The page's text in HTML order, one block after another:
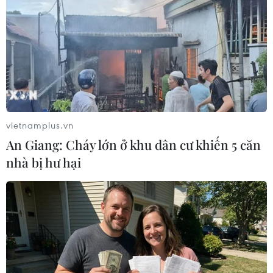
Cà Mau hợp nhất 4 trường
cao đẳng, tăng quy mô đào
tạo nhân lực chất lượng
cao
06/08/2026 11:43
Chiến dịch 500 ngày đêm:
Điện Biên hoàn thành gần
90% thu nhận mẫu ADN
thân nhân liệt sỹ
06/08/2026 11:01
Cảnh báo mưa cường độ
lớn trên 100mm tại Bắc Bộ,
Thanh Hóa và Nghệ An
06/08/2026 10:23
Bãi bỏ một số văn bản quy
phạm pháp luật không còn
phù hợp
06/08/2026 09:59
vietnamplus.vn
An Giang: Cháy lớn ở khu dân cư khiến 5 căn
nhà bị hư hại